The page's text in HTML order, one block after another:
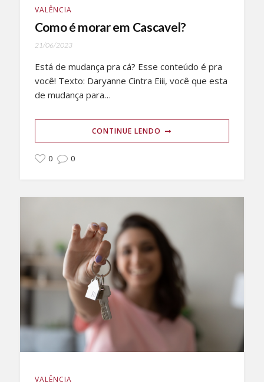
VALÊNCIA
Como é morar em Cascavel?
21/06/2023
Está de mudança pra cá? Esse conteúdo é pra
você! Texto: Daryanne Cintra Eiii, você que esta
de mudança para…
CONTINUE LENDO
0 0
VALÊNCIA